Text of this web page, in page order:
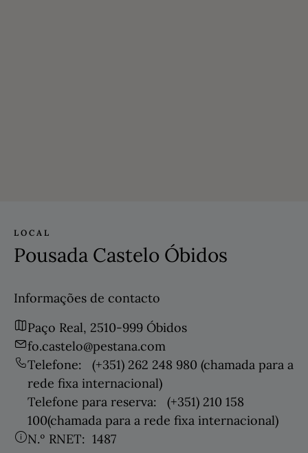
LOCAL
Pousada Castelo Óbidos
Informações de contacto
Paço Real, 2510-999 Óbidos
fo.castelo@pestana.com
Telefone:
(+351) 262 248 980 (chamada para a
rede fixa internacional)
Telefone para reserva:
(+351) 210 158
100(chamada para a rede fixa internacional)
N.º RNET: 1487